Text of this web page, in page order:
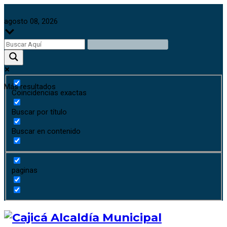
agosto 08, 2026
Más resultados
Coincidencias exactas
Buscar por título
Buscar en contenido
paginas